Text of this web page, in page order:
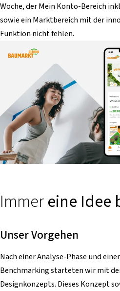
Woche, der Mein Konto-Bereich
sowie ein Marktbereich mit der
Funktion nicht fehlen.
Immereine Idee
Unser Vorgehen
Nach einer Analyse-Phase und
Benchmarking starteten wir mit
Designkonzepts. Dieses Konzept